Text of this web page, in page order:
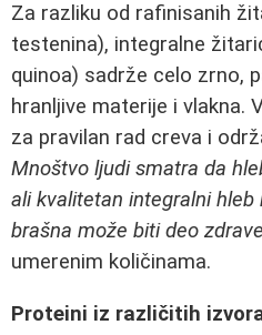
Za razliku od rafinisanih
testenina), integralne
quinoa) sadrže celo zrno,
hranljive materije i vlakna.
za pravilan rad creva i
Mnoštvo ljudi smatra da
ali kvalitetan integralni
brašna može biti deo
umerenim količinama.
Proteini iz različitih